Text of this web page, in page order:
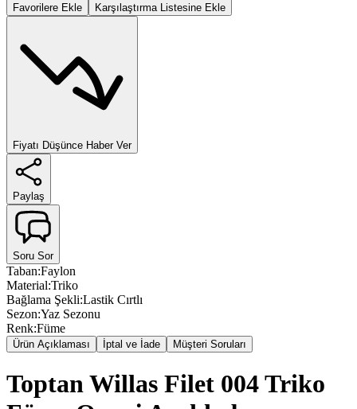
Favorilere Ekle Karşılaştırma Listesine Ekle
Fiyatı Düşünce Haber Ver
Paylaş
Soru Sor
Taban:Faylon
Material:Triko
Bağlama Şekli:Lastik Cırtlı
Sezon:Yaz Sezonu
Renk:Füme
Ürün Açıklaması İptal ve İade Müşteri Soruları
Toptan Willas Filet 004 Triko